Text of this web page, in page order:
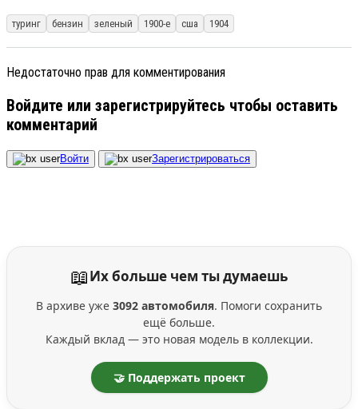
туринг бензин зеленый 1900-е сша 1904
Недостаточно прав для комментирования
Войдите или зарегистрируйтесь чтобы оставить
комментарий
Войти Зарегистрироваться
📖Их больше чем ты думаешь
В архиве уже 3092 автомобиля. Помоги сохранить
ещё больше.
Каждый вклад — это новая модель в коллекции.
🤝 Поддержать проект